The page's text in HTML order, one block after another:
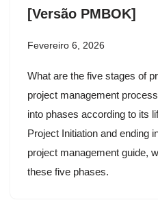
[Versão PMBOK]
Fevereiro 6, 2026
What are the five stages of
project management
into phases according to its
Project Initiation and ending
project management guide,
these five phases.